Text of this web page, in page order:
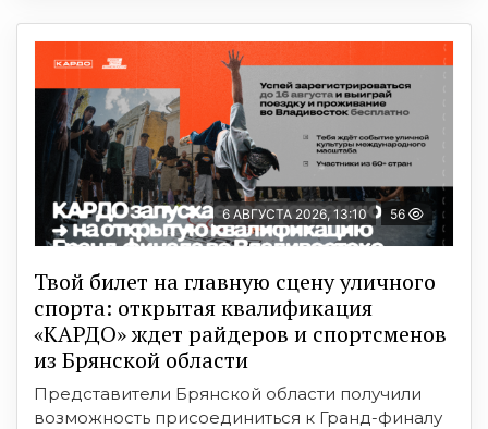
6 АВГУСТА 2026, 13:10 56
Твой билет на главную сцену уличного
спорта: открытая квалификация
«КАРДО» ждет райдеров и спортсменов
из Брянской области
Представители Брянской области получили
возможность присоединиться к Гранд-финалу